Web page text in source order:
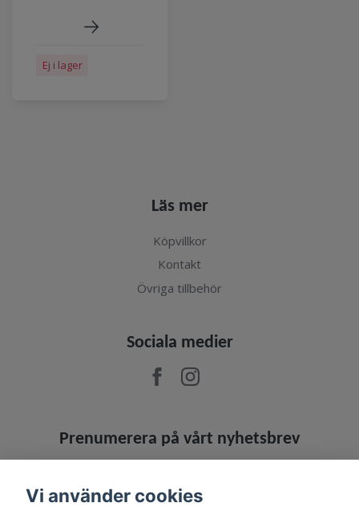
Ej i lager
Läs mer
Köpvillkor
Kontakt
Övriga tillbehör
Sociala medier
Prenumerera på vårt nyhetsbrev
Vi använder cookies